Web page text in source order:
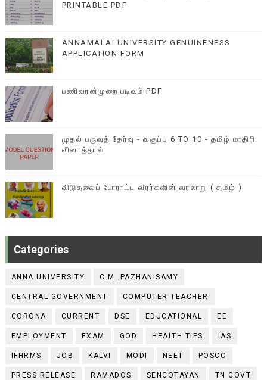
PRINTABLE PDF
ANNAMALAI UNIVERSITY GENUINENESS
APPLICATION FORM
பணிவரன்முறை படிவம் PDF
முதல் பருவத் தேர்வு - வகுப்பு 6 TO 10 - தமிழ் மாதிரி
வினாத்தாள்
விடுதலைப் போராட்ட வீரர்களின் வரலாறு ( தமிழ் )
Categories
ANNA UNIVERSITY C.M .PAZHANISAMY
CENTRAL GOVERNMENT COMPUTER TEACHER
CORONA CURRENT DSE EDUCATIONAL EE
EMPLOYMENT EXAM GOD HEALTH TIPS IAS
IFHRMS JOB KALVI MODI NEET POSCO
PRESS RELEASE RAMADOS SENCOTAYAN TN GOVT